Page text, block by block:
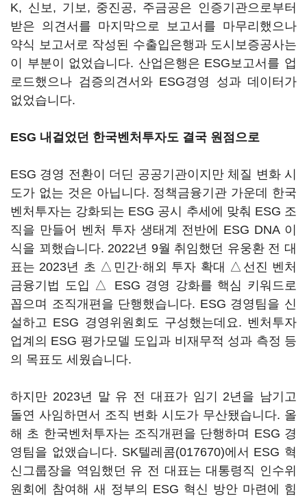
K, 신보, 기보, 중진공, 주금공은 인증기관으로부터
받은 의견서를 마지막으로 보고서를 마무리했으나
약식 보고서로 작성된 수출입은행과 도시보증공사는
이 부분이 없었습니다. 산업은행은 ESG보고서를 업
로드했으나 검증의견서와 ESG경영 성과 데이터가
없었습니다.
ESG 내걸었던 한국벤처투자도 결국 원점으로
ESG 경영 전환이 더딘 공공기관이지만 체질 변화 시
도가 없는 것은 아닙니다. 정책금융기관 가운데 한국
벤처투자는 강화되는 ESG 공시 추세에 맞춰 ESG 조
직을 만들어 벤처 투자 생태계 전반에 ESG DNA 이
식을 꾀했습니다. 2022년 9월 취임했던 유웅환 전 대
표는 2023년 초 △민간·해외 투자 확대 △선진 벤처
금융기법 도입 △ ESG 경영 강화를 핵심 키워드로
꼽으며 조직개편을 단행했습니다. ESG 경영팀을 신
설하고 ESG 경영위원회도 구성했는데요. 벤처투자
업계의 ESG 평가모델 도입과 비재무적 성과 측정 등
의 목표도 세웠습니다.
하지만 2023년 말 유 전 대표가 임기 2년을 남기고
돌연 사임하면서 조직 변화 시도가 무산됐습니다. 올
해 초 한국벤처투자는 조직개편을 단행하며 ESG 경
영팀을 없앴습니다. SK텔레콤(017670)에서 ESG 혁
신그룹장을 역임했던 유 전 대표는 대통령직 인수위
원회에 참여해 새 정부의 ESG 혁신 방안 마련에 힘